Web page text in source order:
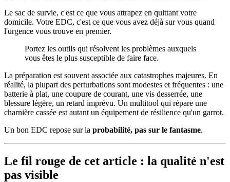
Le sac de survie, c'est ce que vous attrapez en quittant votre
domicile. Votre EDC, c'est ce que vous avez déjà sur vous quand
l'urgence vous trouve en premier.
Portez les outils qui résolvent les problèmes auxquels
vous êtes le plus susceptible de faire face.
La préparation est souvent associée aux catastrophes majeures. En
réalité, la plupart des perturbations sont modestes et fréquentes : une
batterie à plat, une coupure de courant, une vis desserrée, une
blessure légère, un retard imprévu. Un multitool qui répare une
charnière cassée est autant un équipement de résilience qu'un garrot.
Un bon EDC repose sur la probabilité, pas sur le fantasme.
Le fil rouge de cet article : la qualité n'est
pas visible